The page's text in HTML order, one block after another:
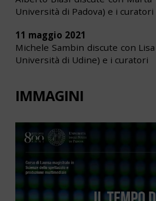
Università di Padova) e i curatori
11 maggio 2021
Michele Sambin discute con
Università di Udine) e i curatori
IMMAGINI